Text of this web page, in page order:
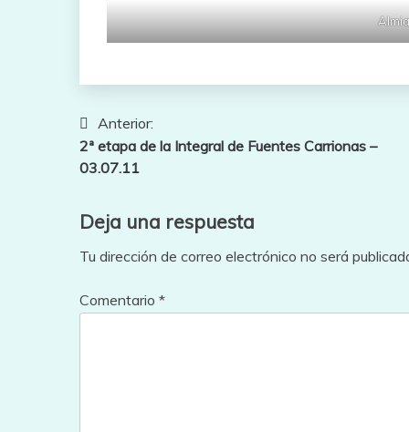
Navegación
de
Anterior:
2ª etapa de la Integral de Fuentes Carrionas –
03.07.11
Deja una respuesta
Tu dirección de correo electrónico no será
Comentario *